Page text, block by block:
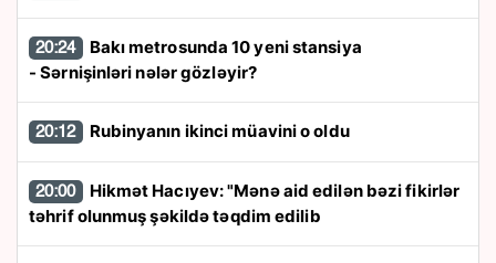
20:24
- Sərnişinləri nələr gözləyir?
20:12 Rubinyanın ikinci müavini o oldu
20:00
təhrif olunmuş şəkildə təqdim edilib